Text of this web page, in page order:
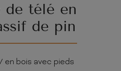
de télé en
de pin
en bois avec pieds